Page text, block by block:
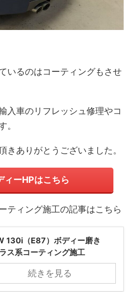
いるのはコーティングもさせ
入車のリフレッシュ修理やコ
。
きありがとうございました。
ィーHPはこちら
ティング施工の記事はこちら
130i（E87）ボディー磨き
ス系コーティング施工
続きを見る